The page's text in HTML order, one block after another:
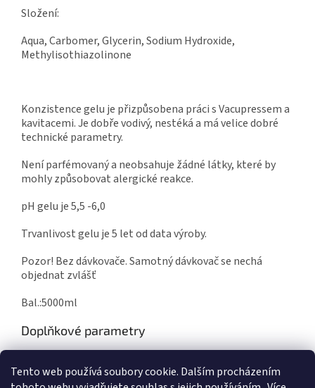
Tento web používá soubory cookie. Dalším procházením
Složení:
Aqua, Carbomer, Glycerin, Sodium Hydroxide,
Methylisothiazolinone
Konzistence gelu je přizpůsobena práci s Vacupressem a
kavitacemi. Je dobře vodivý, nestéká a má velice dobré
technické parametry.
Není parfémovaný a neobsahuje žádné látky, které by
mohly způsobovat alergické reakce.
pH gelu je 5,5 -6,0
Trvanlivost gelu je 5 let od data výroby.
Pozor! Bez dávkovače. Samotný dávkovač se nechá
objednat zvlášť
Bal.:5000ml
Doplňkové parametry
Hmotnost
4.5 kg